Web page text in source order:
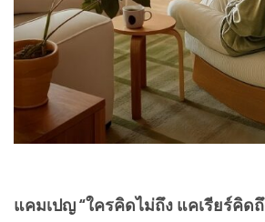
แคมเปญ “ใครคิดไม่ถึง แคเรียร์คิด